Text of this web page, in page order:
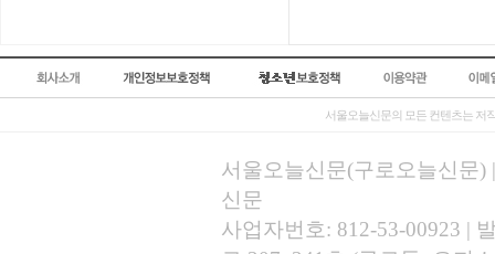
서울오늘신문의 모든 컨텐츠는 저
서울오늘신문(구로오늘신문)
신문
사업자번호: 812-53-00923 |